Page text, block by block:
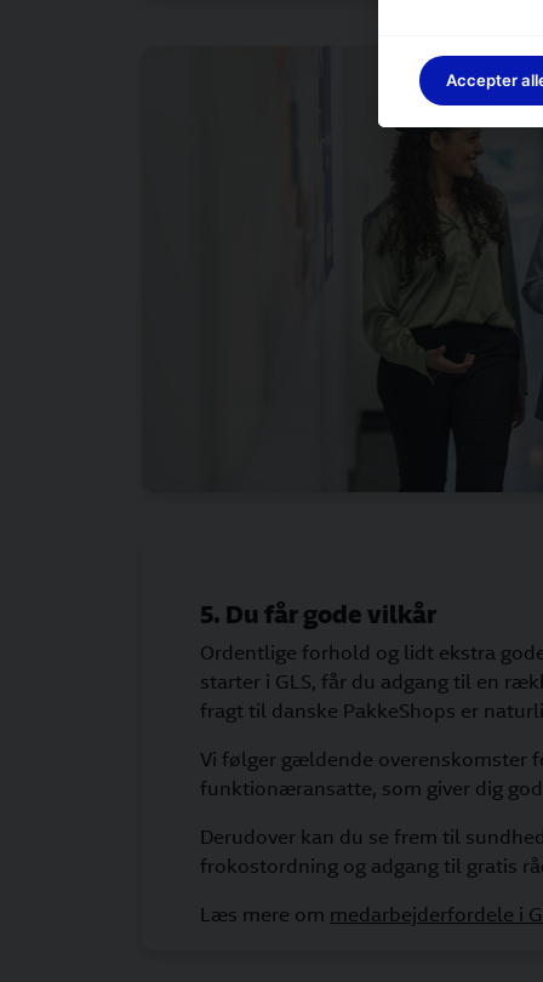
5. Du får gode vilkår
Ordentlige forhold og lidt ekstra
starter i GLS, får du adgang til en
fragt til danske PakkeShops er
Vi følger gældende overenskomster
funktionæransatte, som giver dig
Derudover kan du se frem til
frokostordning og adgang til gratis
Læs mere om medarbejderfordele i
Accepter